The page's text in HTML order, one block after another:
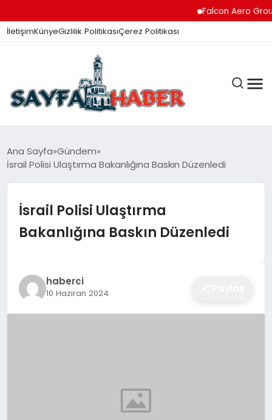
Falcon Aero Group,
İletişimKünyeGizlilik PolitikasıÇerez Politikası
ANA SAYFA
İZMIR HABERLERI
EĞITIM
Ana Sayfa Gündem
İsrail Polisi Ulaştırma Bakanlığına Baskın Düzenledi
İsrail Polisi Ulaştırma
Bakanlığına Baskın Düzenledi
haberci
10 Haziran 2024